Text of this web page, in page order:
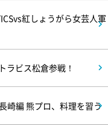
紅しょうがら女芸人軍
ラビス松倉参戦！
崎編 熊プロ、料理を習う